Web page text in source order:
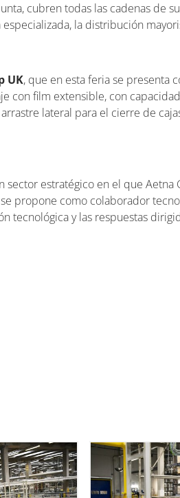
cubren todas las cadenas de
la distribución
UK, que en esta feria se presenta
con film extensible, con
lateral para el cierre de
estratégico en el que
propone como colaborador
tecnológica y las respuestas